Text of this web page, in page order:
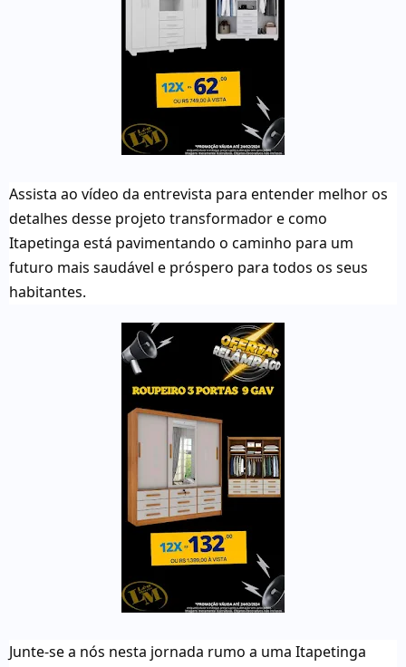
Assista ao vídeo da entrevista para entender melhor os
detalhes desse projeto transformador e como
Itapetinga está pavimentando o caminho para um
futuro mais saudável e próspero para todos os seus
habitantes.
Junte-se a nós nesta jornada rumo a uma Itapetinga